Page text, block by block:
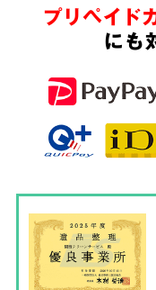
プリペイド
にも